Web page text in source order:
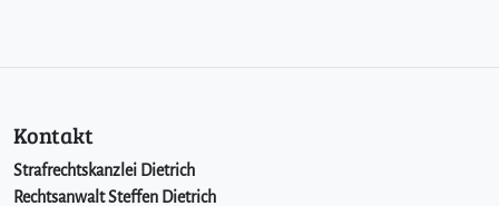
Kontakt
Strafrechtskanzlei Dietrich
Rechtsanwalt Steffen Dietrich